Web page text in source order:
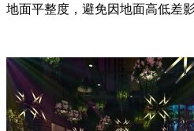
地面平整度，避免因地面高低差